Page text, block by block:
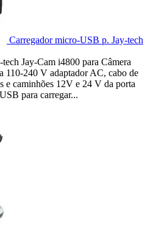
Carregador micro-USB p. Jay-tech
Jay-Cam i4800 para Câmera
110-240 V adaptador AC, cabo de
e caminhões 12V e 24 V da porta
para carregar...